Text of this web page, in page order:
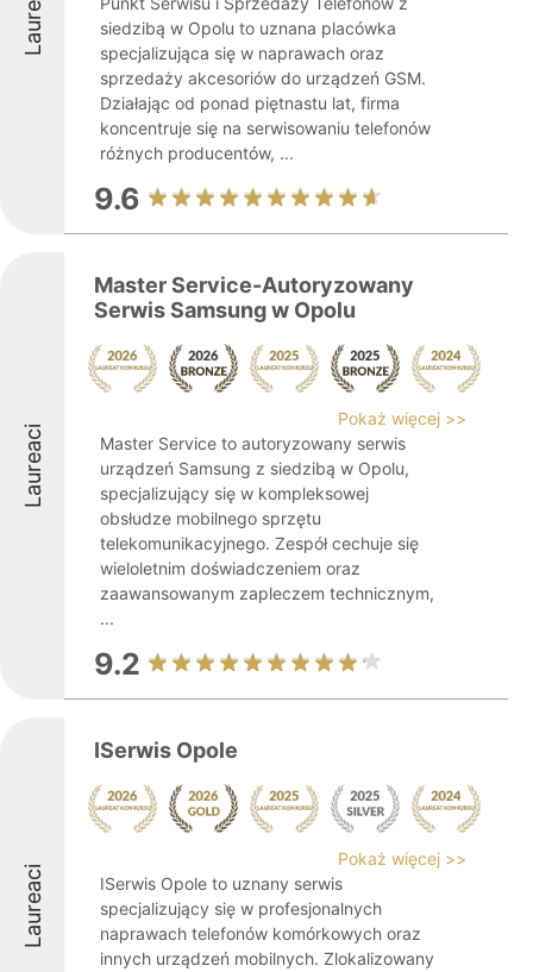
siedzibą w Opolu to uznana placówka
specjalizująca się w naprawach oraz
sprzedaży akcesoriów do urządzeń GSM.
Działając od ponad piętnastu lat, firma
koncentruje się na serwisowaniu telefonów
różnych producentów, ...
9.6
Laureaci
Master Service-Autoryzowany
Serwis Samsung w Opolu
Pokaż więcej >>
Master Service to autoryzowany serwis
urządzeń Samsung z siedzibą w Opolu,
specjalizujący się w kompleksowej
obsłudze mobilnego sprzętu
telekomunikacyjnego. Zespół cechuje się
wieloletnim doświadczeniem oraz
zaawansowanym zapleczem technicznym,
...
9.2
Laureaci
ISerwis Opole
Pokaż więcej >>
ISerwis Opole to uznany serwis
specjalizujący się w profesjonalnych
naprawach telefonów komórkowych oraz
innych urządzeń mobilnych. Zlokalizowany